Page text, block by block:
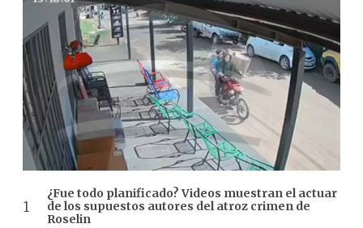
¿Fue todo planificado? Videos muestran el actuar
de los supuestos autores del atroz crimen de
Roselin